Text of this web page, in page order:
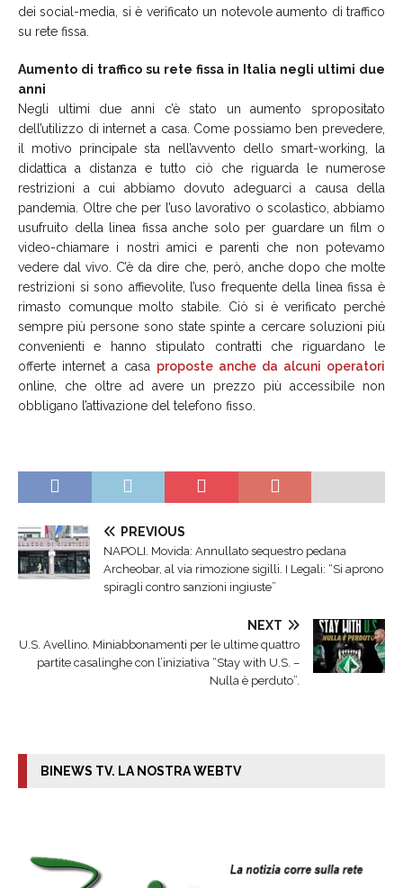
dei social-media, si è verificato un notevole aumento di traffico
su rete fissa.
Aumento di traffico su rete fissa in Italia negli ultimi due
anni
Negli ultimi due anni c’è stato un aumento spropositato
dell’utilizzo di internet a casa. Come possiamo ben prevedere,
il motivo principale sta nell’avvento dello smart-working, la
didattica a distanza e tutto ciò che riguarda le numerose
restrizioni a cui abbiamo dovuto adeguarci a causa della
pandemia. Oltre che per l’uso lavorativo o scolastico, abbiamo
usufruito della linea fissa anche solo per guardare un film o
video-chiamare i nostri amici e parenti che non potevamo
vedere dal vivo. C’è da dire che, però, anche dopo che molte
restrizioni si sono affievolite, l’uso frequente della linea fissa è
rimasto comunque molto stabile. Ciò si è verificato perché
sempre più persone sono state spinte a cercare soluzioni più
convenienti e hanno stipulato contratti che riguardano le
offerte internet a casa proposte anche da alcuni operatori
online, che oltre ad avere un prezzo più accessibile non
obbligano l’attivazione del telefono fisso.
PREVIOUS
NAPOLI. Movida: Annullato sequestro pedana
Archeobar, al via rimozione sigilli. I Legali: “Si aprono
spiragli contro sanzioni ingiuste”
NEXT
U.S. Avellino. Miniabbonamenti per le ultime quattro
partite casalinghe con l’iniziativa “Stay with U.S. –
Nulla è perduto”.
BINEWS TV. LA NOSTRA WEBTV